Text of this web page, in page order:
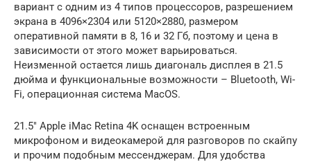
вариант с одним из 4 типов процессоров, разрешением
экрана в 4096×2304 или 5120×2880, размером
оперативной памяти в 8, 16 и 32 Гб, поэтому и цена в
зависимости от этого может варьироваться.
Неизменной остается лишь диагональ дисплея в 21.5
дюйма и функциональные возможности – Bluetooth, Wi-
Fi, операционная система MacOS.
21.5″ Apple iMac Retina 4K оснащен встроенным
микрофоном и видеокамерой для разговоров по скайпу
и прочим подобным мессенджерам. Для удобства